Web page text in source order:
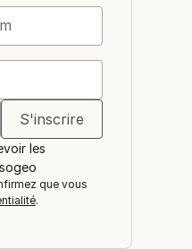
les
que vous
.